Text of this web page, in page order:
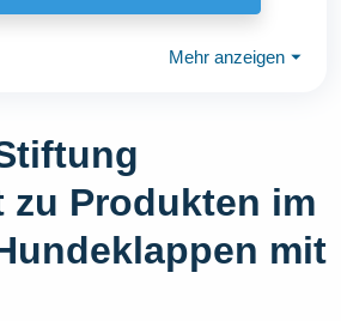
Mehr anzeigen ⏷
zu Produkten im
mit